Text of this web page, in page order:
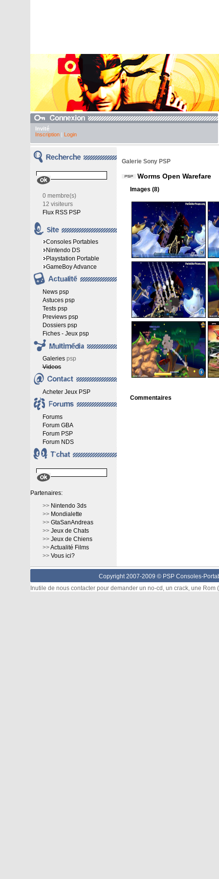
Invité
Inscription| Login
0 membre(s)
12 visiteurs
Flux RSS PSP
Consoles Portables
Nintendo DS
Playstation Portable
GameBoy Advance
News psp
Astuces psp
Tests psp
Previews psp
Dossiers psp
Fiches - Jeux psp
Galeriespsp
Videos
Acheter Jeux PSP
Forums
Forum GBA
Forum PSP
Forum NDS
Partenaires:
>> Nintendo 3ds
>> Mondialette
>> GtaSanAndreas
>> Jeux de Chats
>> Jeux de Chiens
>>Actualité Films
>> Vous ici?
Galerie Sony PSP
Worms Open Warefare
Images (8)
Commentaires
Copyright 2007-2009 © PSP Consoles-
Inutile de nous contacter pour demander un no-cd, un crack, une